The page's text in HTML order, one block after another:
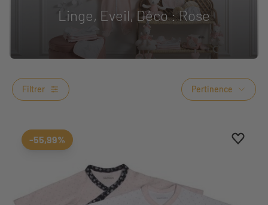
Linge, Eveil, Déco : Rose
Filtrer Pertinence
-55,99%